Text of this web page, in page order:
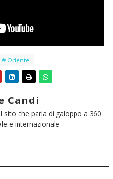
# Oriente
Candi
sito che parla di galoppo a 360
e internazionale